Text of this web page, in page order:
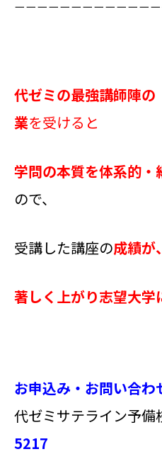
ーーーーーーーーーーーー
代ゼミの最強講師陣
業を受けると
学問の本質を体系的・
ので、
受講した講座の成績が
著しく上がり志望大学
お申込み・お問い合わ
代ゼミサテライン予備
5217